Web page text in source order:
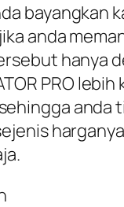
bayangkan
anda
hanya
PRO